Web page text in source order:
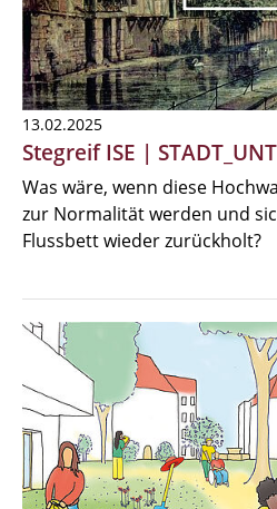
13.02.2025
Stegreif ISE |
Was wäre, wenn diese
zur Normalität werden und
Flussbett wieder zurückholt?